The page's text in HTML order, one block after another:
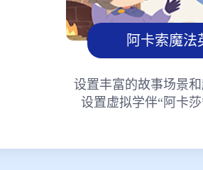
阿卡索魔法
设置丰富的故事场景
设置虚拟学伴“阿卡